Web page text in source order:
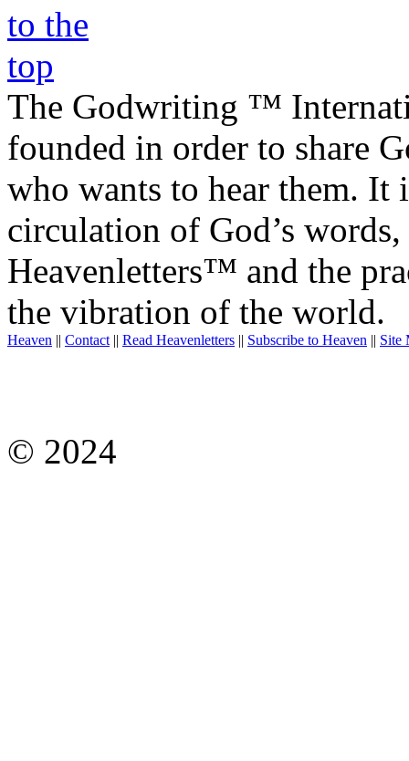
The Godwriting ™
founded in order to share
who wants to hear them. It
circulation of God’s
Heavenletters™ and the
the vibration of the world.
Heaven || Contact || Read Heavenletters || Subscribe to Heaven || Site
© 2024